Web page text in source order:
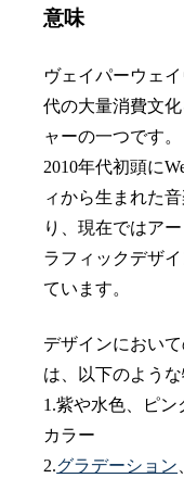
意味
ヴェイパーウェ
代の大量消費文
ャーの一つです。
2010年代初頭に
ィから生まれた
り、現在ではア
ラフィックデザ
ています。
デザインにおい
は、以下のような
1.紫や水色、ピ
カラー
2.グラデーション